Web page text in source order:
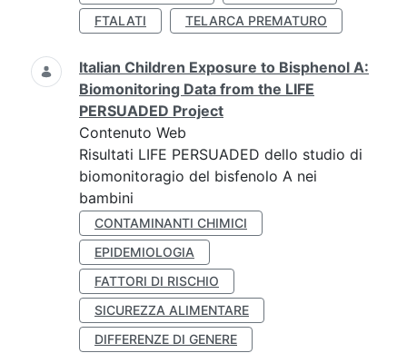
FTALATI
TELARCA PREMATURO
Italian Children Exposure to Bisphenol A:
Biomonitoring Data from the LIFE
PERSUADED Project
Contenuto Web
Risultati LIFE PERSUADED dello studio di
biomonitoragio del bisfenolo A nei
bambini
CONTAMINANTI CHIMICI
EPIDEMIOLOGIA
FATTORI DI RISCHIO
SICUREZZA ALIMENTARE
DIFFERENZE DI GENERE